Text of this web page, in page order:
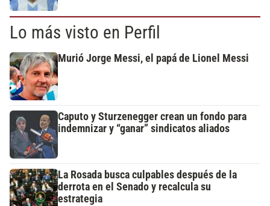
Lo más visto en Perfil
Murió Jorge Messi, el papá de Lionel Messi
Caputo y Sturzenegger crean un fondo para
indemnizar y “ganar” sindicatos aliados
La Rosada busca culpables después de la
derrota en el Senado y recalcula su
estrategia